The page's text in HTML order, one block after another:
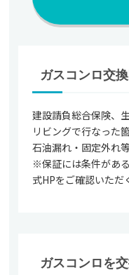
ガスコンロ交
建設請負総合保険、
リビングで行なった
石油漏れ・固定外れ
※保証には条件があ
式HPをご確認いただ
ガスコンロを